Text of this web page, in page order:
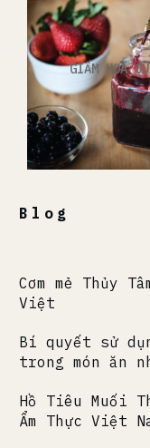
GIẤM HOA
Blog
Cơm mẻ Thủy
Việt
Bí quyết sử
trong món ăn
Hồ Tiêu Muối
Ẩm Thực Việt